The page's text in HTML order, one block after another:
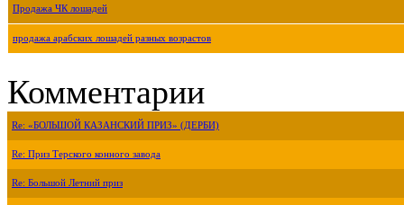
Продажа ЧК лошадей
продажа арабских лошадей разных возрастов
Комментарии
Re: «БОЛЬШОЙ КАЗАНСКИЙ ПРИЗ» (ДЕРБИ)
Re: Приз Терского конного завода
Re: Большой Летний приз